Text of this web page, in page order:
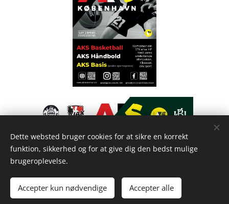
Alle rettigheder forbeholdes |AK Sportsakademi CVR:
Cookies
Dette websted bruger cookies for at sikre en korrekt
funktion, sikkerhed og for at give dig den bedst mulige
brugeroplevelse.
Accepter kun nødvendige Accepter alle